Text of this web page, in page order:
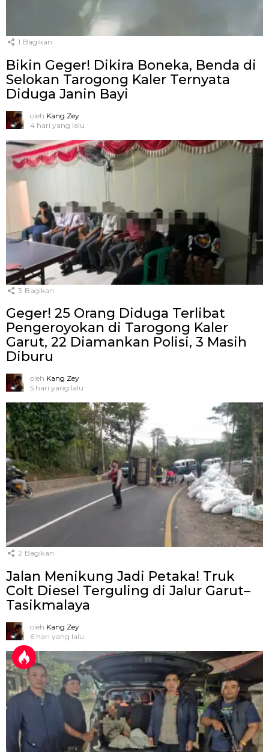
1 Bagikan
Bikin Geger! Dikira Boneka, Benda di
Selokan Tarogong Kaler Ternyata
Diduga Janin Bayi
oleh Kang Zey
4 hari yang lalu
3 Bagikan
Geger! 25 Orang Diduga Terlibat
Pengeroyokan di Tarogong Kaler
Garut, 22 Diamankan Polisi, 3 Masih
Diburu
oleh Kang Zey
5 hari yang lalu
2 Bagikan
Jalan Menikung Jadi Petaka! Truk
Colt Diesel Terguling di Jalur Garut–
Tasikmalaya
oleh Kang Zey
6 hari yang lalu